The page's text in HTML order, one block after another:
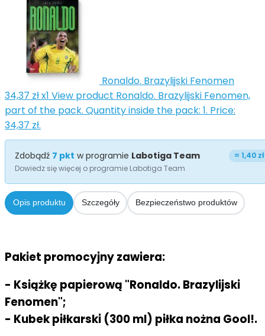
Ronaldo. Brazylijski Fenomen
34,37 złx1 View product Ronaldo. Brazylijski Fenomen,
part of the pack. Quantity inside the pack: 1. Price:
34,37 zł.
Zdobądź 7 pkt w programie Labotiga Team =1,40 zł
Dowiedz się więcej o programie Labotiga Team
Opis produktu Szczegóły Bezpieczeństwo produktów
Pakiet promocyjny zawiera:
- Książkę papierową "Ronaldo. Brazylijski
Fenomen";
- Kubek piłkarski (300 ml) piłka nożna Gool!.